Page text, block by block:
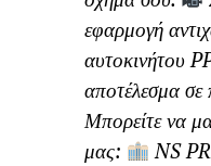
εφαρμογή
αυτοκινήτου
αποτέλεσμα σε
Μπορείτε να
μας:
NS